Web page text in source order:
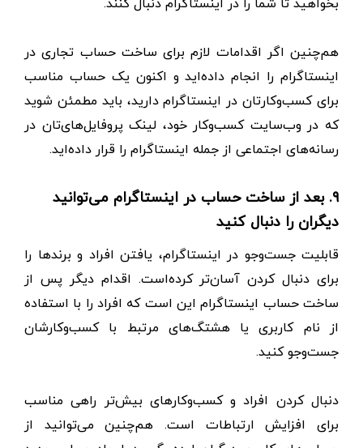
هم‌چنین اگر اقدامات لازم برای ساخت حساب تجاری در
اینستاگرام را انجام داده‌اید و اکنون یک حساب مناسب
برای کسب‌و‌کارتان در اینستاگرام دارید، باید مطمئن شوید
که در وب‌سایت کسب‌و‌کار خود، لینک پروفایل‌های‌تان در
رسانه‌های اجتماعی از جمله اینستاگرام را قرار داده‌اید.
۹. بعد از ساخت حساب در اینستاگرام می‌توانید
دیگران را دنبال کنید
قابلیت جست‌و‌جو در اینستاگرام، یافتن افراد و برند‌ها را
برای دنبال کردن آسان‌تر کرده‌است. اقدام دیگر پس از
ساخت حساب اینستاگرام این است که افراد را با استفاده
از نام کاربری یا هشتگ‌های مرتبط با کسب‌و‌کارشان
جست‌و‌جو کنید.
دنبال کردن افراد و کسب‌و‌کار‌های بیش‌تر راهی مناسب
برای افزایش ارتباطات است. هم‌چنین می‌توانید از